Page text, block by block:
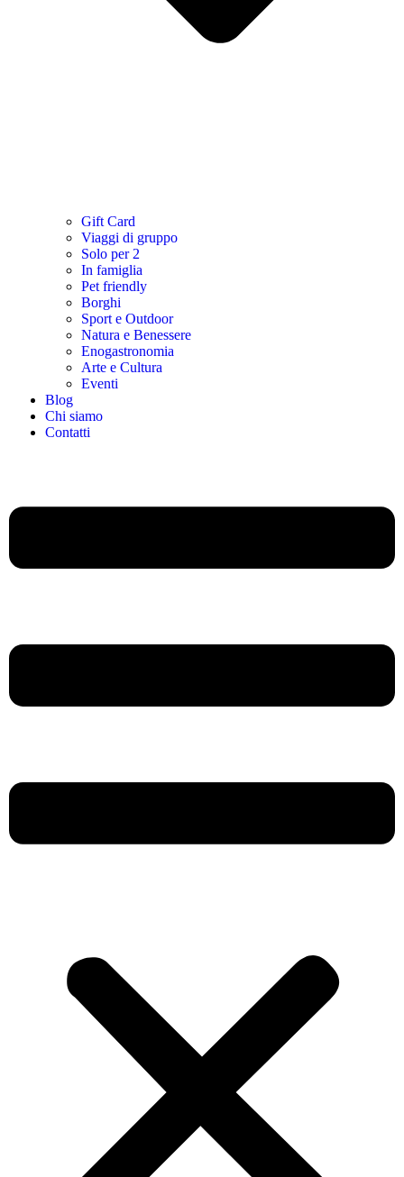
Gift Card
Viaggi di gruppo
Solo per 2
In famiglia
Pet friendly
Borghi
Sport e Outdoor
Natura e Benessere
Enogastronomia
Arte e Cultura
Eventi
Blog
Chi siamo
Contatti